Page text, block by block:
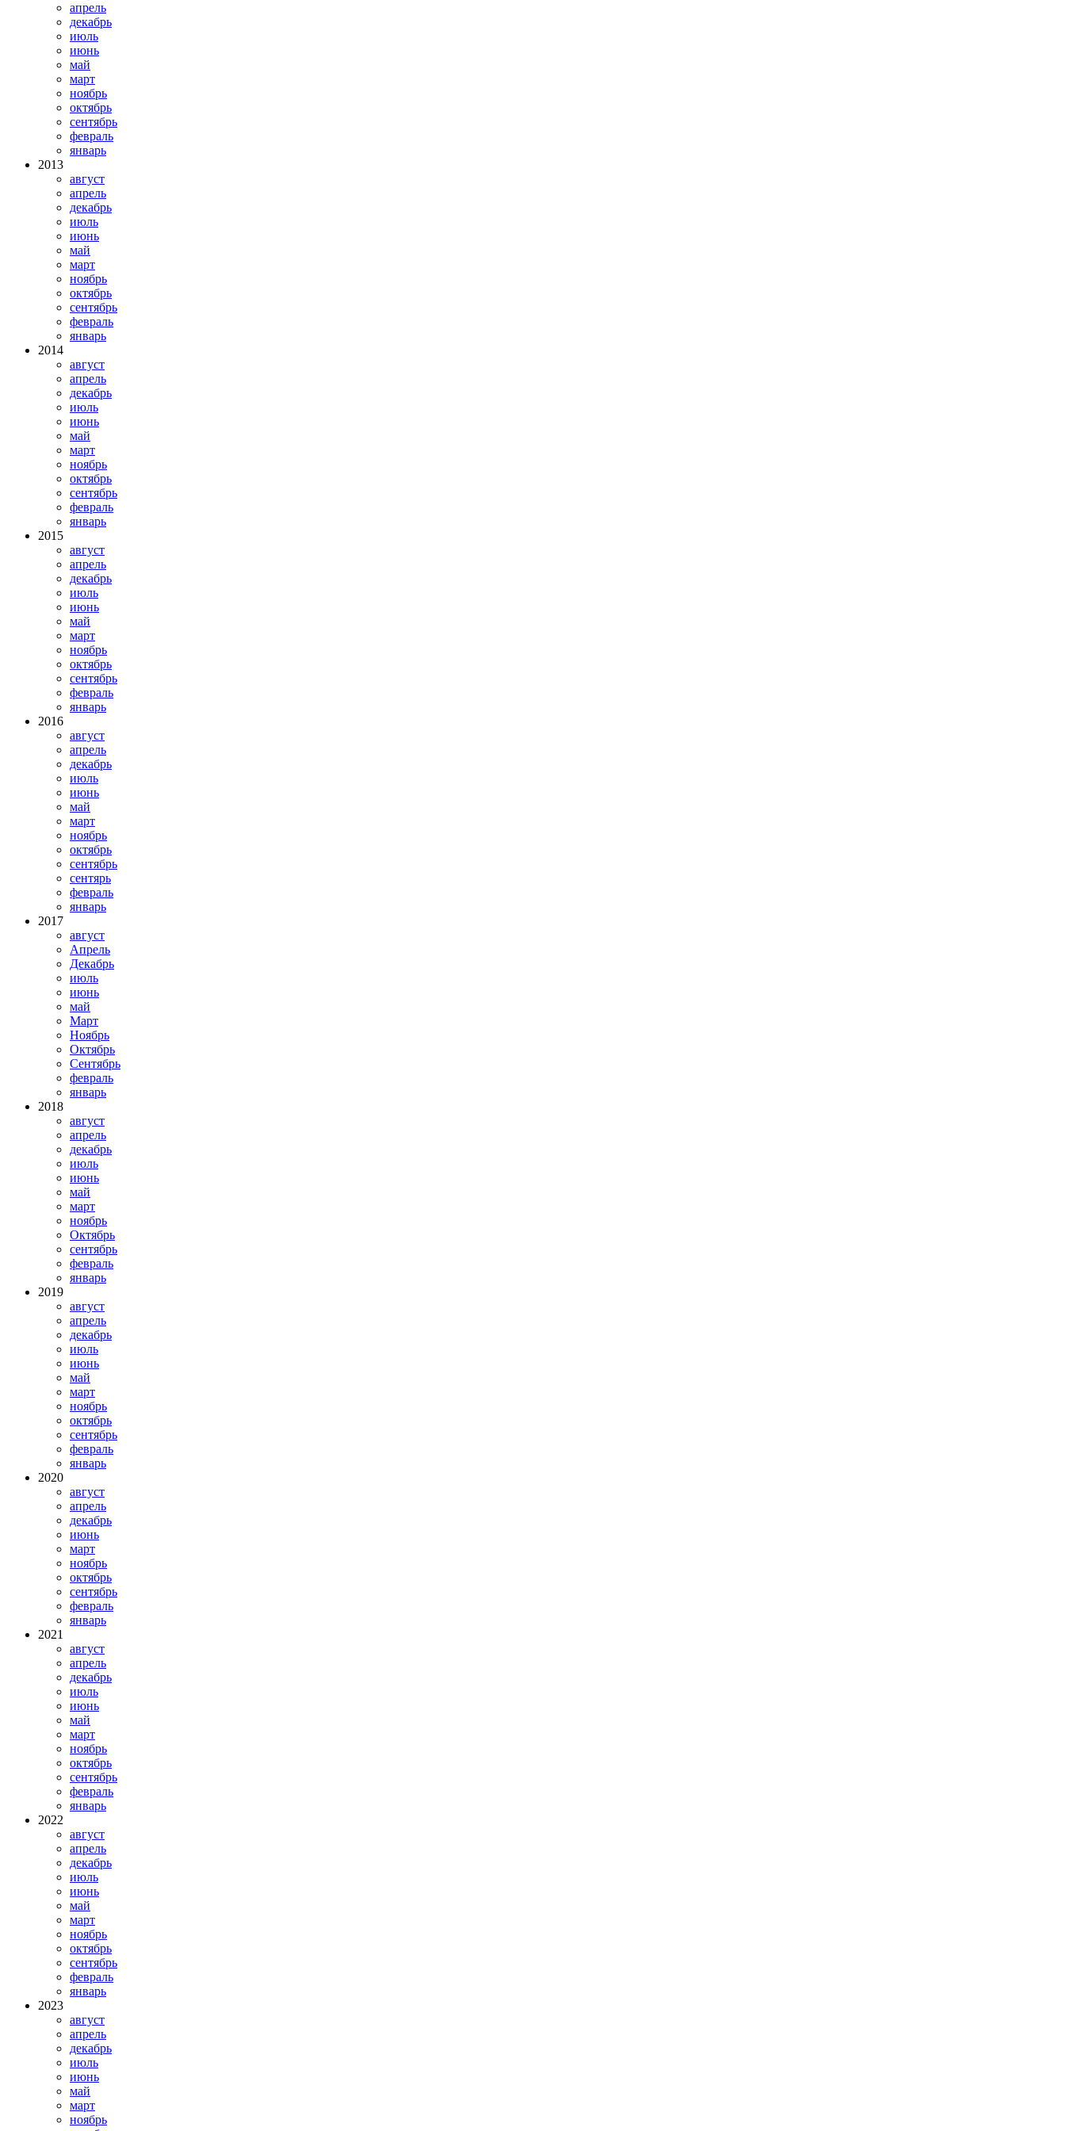
апрель
декабрь
июль
июнь
май
март
ноябрь
октябрь
сентябрь
февраль
январь
2013
август
апрель
декабрь
июль
июнь
май
март
ноябрь
октябрь
сентябрь
февраль
январь
2014
август
апрель
декабрь
июль
июнь
май
март
ноябрь
октябрь
сентябрь
февраль
январь
2015
август
апрель
декабрь
июль
июнь
май
март
ноябрь
октябрь
сентябрь
февраль
январь
2016
август
апрель
декабрь
июль
июнь
май
март
ноябрь
октябрь
сентябрь
сентярь
февраль
январь
2017
август
Апрель
Декабрь
июль
июнь
май
Март
Ноябрь
Октябрь
Сентябрь
февраль
январь
2018
август
апрель
декабрь
июль
июнь
май
март
ноябрь
Октябрь
сентябрь
февраль
январь
2019
август
апрель
декабрь
июль
июнь
май
март
ноябрь
октябрь
сентябрь
февраль
январь
2020
август
апрель
декабрь
июнь
март
ноябрь
октябрь
сентябрь
февраль
январь
2021
август
апрель
декабрь
июль
июнь
май
март
ноябрь
октябрь
сентябрь
февраль
январь
2022
август
апрель
декабрь
июль
июнь
май
март
ноябрь
октябрь
сентябрь
февраль
январь
2023
август
апрель
декабрь
июль
июнь
май
март
ноябрь